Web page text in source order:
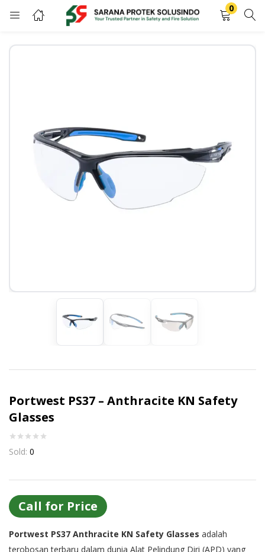
0
LOGIN REGISTER
Remember me
LOGIN
Continue withGoogle
Portwest PS37 – Anthracite KN Safety
Glasses
Sold: 0
Call for Price
Portwest PS37 Anthracite KN Safety Glasses adalah
terobosan terbaru dalam dunia Alat Pelindung Diri (APD) yang